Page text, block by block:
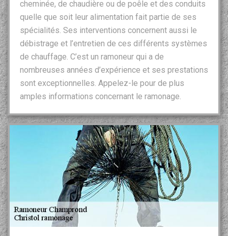
cheminée, de chaudière ou de poêle et des conduits
quelle que soit leur alimentation fait partie de ses
spécialités. Ses interventions concernent aussi le
débistrage et l’entretien de ces différents systèmes
de chauffage. C’est un ramoneur qui a de
nombreuses années d’expérience et ses prestations
sont exceptionnelles. Appelez-le pour de plus
amples informations concernant le ramonage.